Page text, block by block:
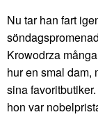
Nu tar han fart
Krowodrza
hur en smal dam,
sina
hon var